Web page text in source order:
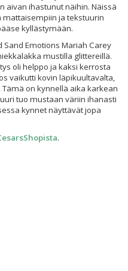
aivan ihastunut näihin. Näissä
mattaisempiin ja tekstuurin
kyllästymään.
Sand Emotions Mariah Carey
mustilla glittereillä.
oli helppo ja kaksi kerrosta
vaikutti kovin läpikuultavalta,
on kynnellä aika karkean
tuo mustaan väriin ihanasti
kynnet näyttävät jopa
.